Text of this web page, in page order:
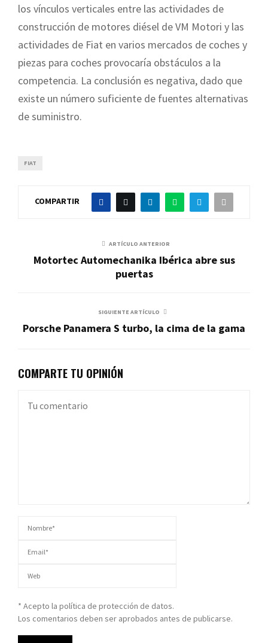
los vínculos verticales entre las actividades de
construcción de motores diésel de VM Motori y las
actividades de Fiat en varios mercados de coches y
piezas para coches provocaría obstáculos a la
competencia. La conclusión es negativa, dado que
existe un número suficiente de fuentes alternativas
de suministro.
FIAT
COMPARTIR
ARTÍCULO ANTERIOR
Motortec Automechanika Ibérica abre sus
puertas
SIGUIENTE ARTÍCULO
Porsche Panamera S turbo, la cima de la gama
COMPARTE TU OPINIÓN
* Acepto la política de protección de datos.
Los comentarios deben ser aprobados antes de publicarse.